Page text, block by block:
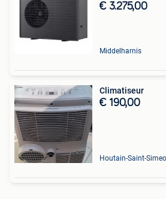
€ 3.275,00
Middelharnis
Climatiseur
€ 190,00
Houtain-Saint-